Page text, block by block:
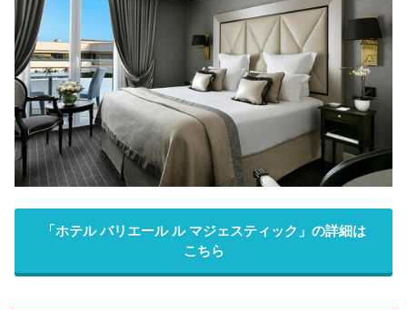
「ホテル バリエール ル マジェスティック」の詳細は
こちら